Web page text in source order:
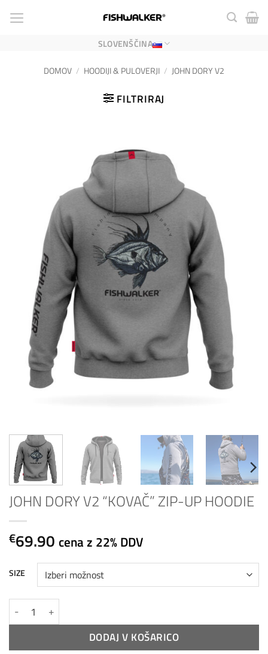
SLOVENŠČINA
DOMOV / HOODIJI & PULOVERJI / JOHN DORY V2
FILTRIRAJ
JOHN DORY V2 “KOVAČ” ZIP-UP HOODIE
€69.90 cena z 22% DDV
SIZE
JOHN DORY V2 "KOVAČ" ZIP-UP HOODIE količina
DODAJ V KOŠARICO